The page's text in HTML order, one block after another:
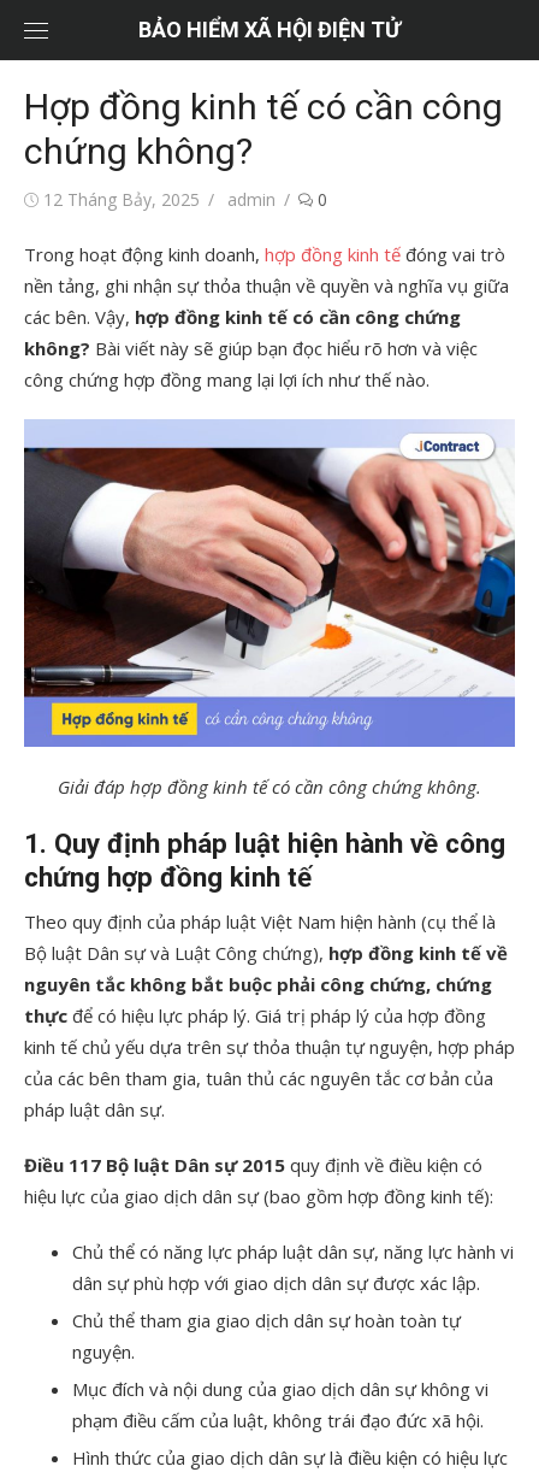
dung
BẢO HIỂM XÃ HỘI ĐIỆN TỬ
Hợp đồng kinh tế có cần công
chứng không?
Đăng12 Tháng Bảy, 2025
Tác
admin 0
Trong hoạt động kinh doanh, hợp đồng kinh tế đóng vai trò
nền tảng, ghi nhận sự thỏa thuận về quyền và nghĩa vụ giữa
các bên. Vậy, hợp đồng kinh tế có cần công chứng
không? Bài viết này sẽ giúp bạn đọc hiểu rõ hơn và việc
công chứng hợp đồng mang lại lợi ích như thế nào.
Giải đáp hợp đồng kinh tế có cần công chứng không.
1. Quy định pháp luật hiện hành về công
chứng hợp đồng kinh tế
Theo quy định của pháp luật Việt Nam hiện hành (cụ thể là
Bộ luật Dân sự và Luật Công chứng), hợp đồng kinh tế về
nguyên tắc không bắt buộc phải công chứng, chứng
thực để có hiệu lực pháp lý. Giá trị pháp lý của hợp đồng
kinh tế chủ yếu dựa trên sự thỏa thuận tự nguyện, hợp pháp
của các bên tham gia, tuân thủ các nguyên tắc cơ bản của
pháp luật dân sự.
Điều 117 Bộ luật Dân sự 2015 quy định về điều kiện có
hiệu lực của giao dịch dân sự (bao gồm hợp đồng kinh tế):
Chủ thể có năng lực pháp luật dân sự, năng lực hành vi
dân sự phù hợp với giao dịch dân sự được xác lập.
Chủ thể tham gia giao dịch dân sự hoàn toàn tự
nguyện.
Mục đích và nội dung của giao dịch dân sự không vi
phạm điều cấm của luật, không trái đạo đức xã hội.
Hình thức của giao dịch dân sự là điều kiện có hiệu lực